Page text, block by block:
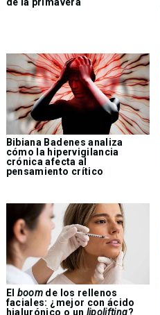
Bibiana Badenes analiza
cómo la hipervigilancia
crónica afecta al
pensamiento crítico
El boom de los rellenos
faciales: ¿mejor con ácido
hialurónico o un lipolifting?